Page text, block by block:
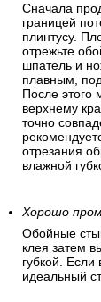
Сначала
границей
плинтусу.
отрежьте
шпатель и
плавным,
После этого
верхнему
точно
отрезания
влажной
Хорошо
Обойные
клея затем
губкой. Если
идеальный